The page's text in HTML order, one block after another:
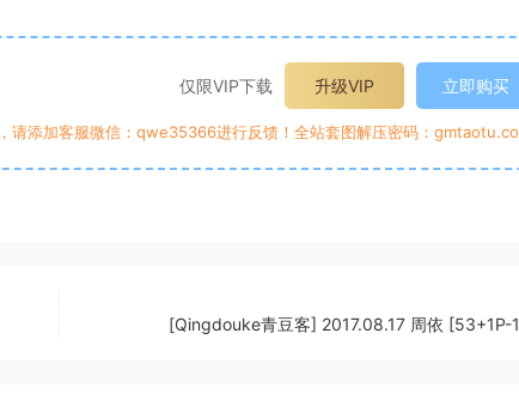
仅限VIP下载 升级VIP 立即购买
请添加客服微信：qwe35366进行反馈！全站套图解压密码：
[Qingdouke青豆客] 2017.08.17 周依 [53+1P-